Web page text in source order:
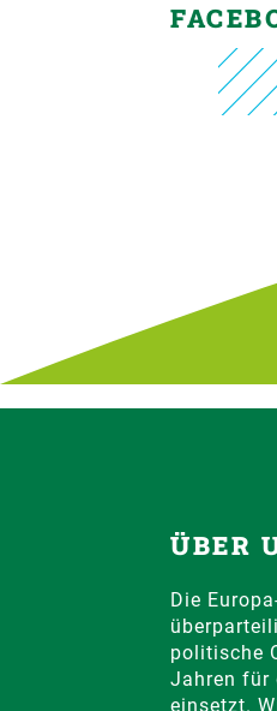
ÜBER
Die
politische
Jahren für
einsetzt.